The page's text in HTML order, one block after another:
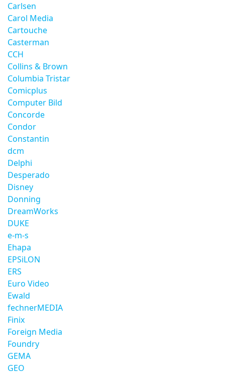
Carlsen
Carol Media
Cartouche
Casterman
CCH
Collins & Brown
Columbia Tristar
Comicplus
Computer Bild
Concorde
Condor
Constantin
dcm
Delphi
Desperado
Disney
Donning
DreamWorks
DUKE
e-m-s
Ehapa
EPSiLON
ERS
Euro Video
Ewald
fechnerMEDIA
Finix
Foreign Media
Foundry
GEMA
GEO